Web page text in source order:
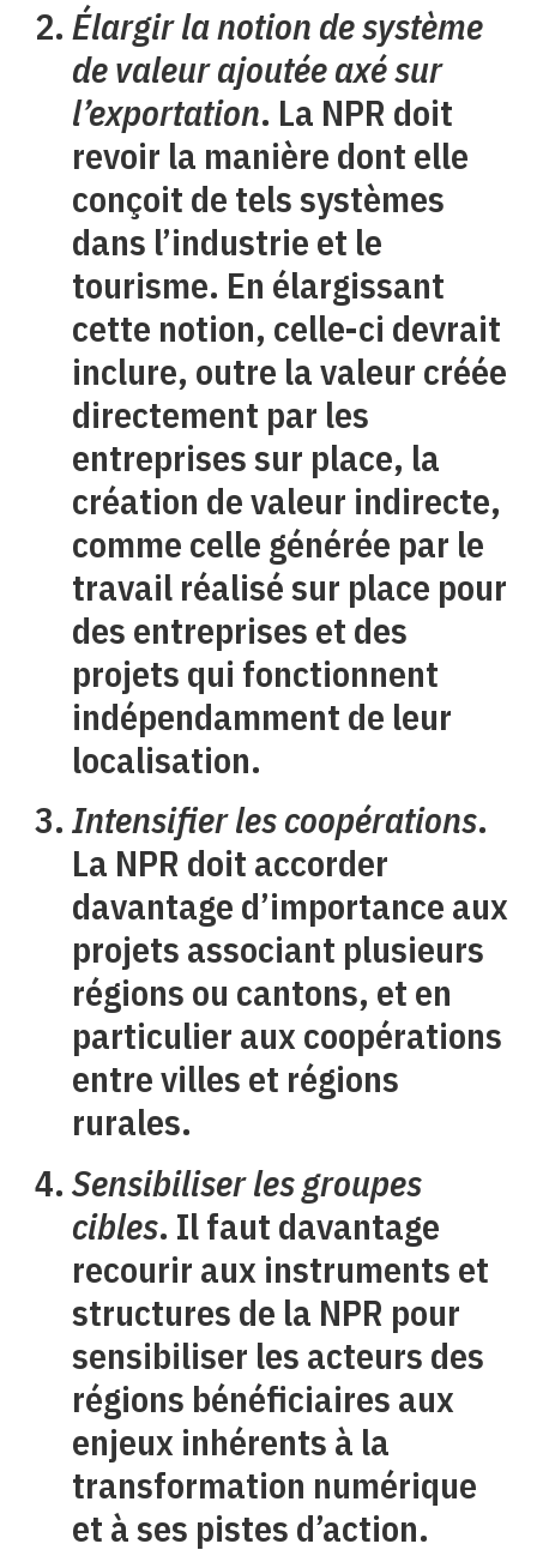
Élargir la notion de système
de valeur ajoutée axé sur
l’exportation. La NPR doit
revoir la manière dont elle
conçoit de tels systèmes
dans l’industrie et le
tourisme. En élargissant
cette notion, celle-ci devrait
inclure, outre la valeur créée
directement par les
entreprises sur place, la
création de valeur indirecte,
comme celle générée par le
travail réalisé sur place pour
des entreprises et des
projets qui fonctionnent
indépendamment de leur
localisation.
Intensifier les coopérations.
La NPR doit accorder
davantage d’importance aux
projets associant plusieurs
régions ou cantons, et en
particulier aux coopérations
entre villes et régions
rurales.
Sensibiliser les groupes
cibles. Il faut davantage
recourir aux instruments et
structures de la NPR pour
sensibiliser les acteurs des
régions bénéficiaires aux
enjeux inhérents à la
transformation numérique
et à ses pistes d’action.